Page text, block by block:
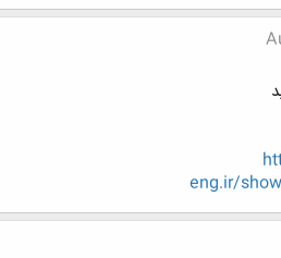
eng.ir/